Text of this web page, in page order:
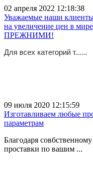
02 апреля 2022 12:18:38
Уважаемые наши
на увеличение цен в
ПРЕЖНИМИ!
Для всех категорий т......
09 июля 2020 12:15:59
Изготавливаем любые
параметрам
Благодаря
проставки по вашим ...